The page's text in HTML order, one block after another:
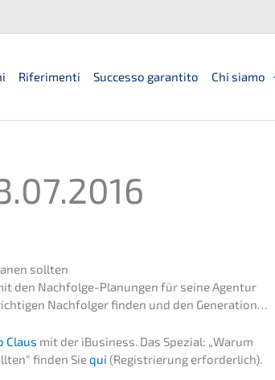
Riferimenti Successo garantito Chi siamo
sollten
den Nachfol­ge-Planun­gen für seine Agentur
Nachfol­ger finden und den Generation…
Claus mit der iBusi­ness. Das Spezi­al: „Warum
“ finden Siequi (Regis­trie­rung erforderlich).